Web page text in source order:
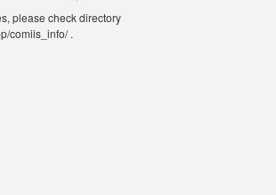
please check directory
comiis_info/ .